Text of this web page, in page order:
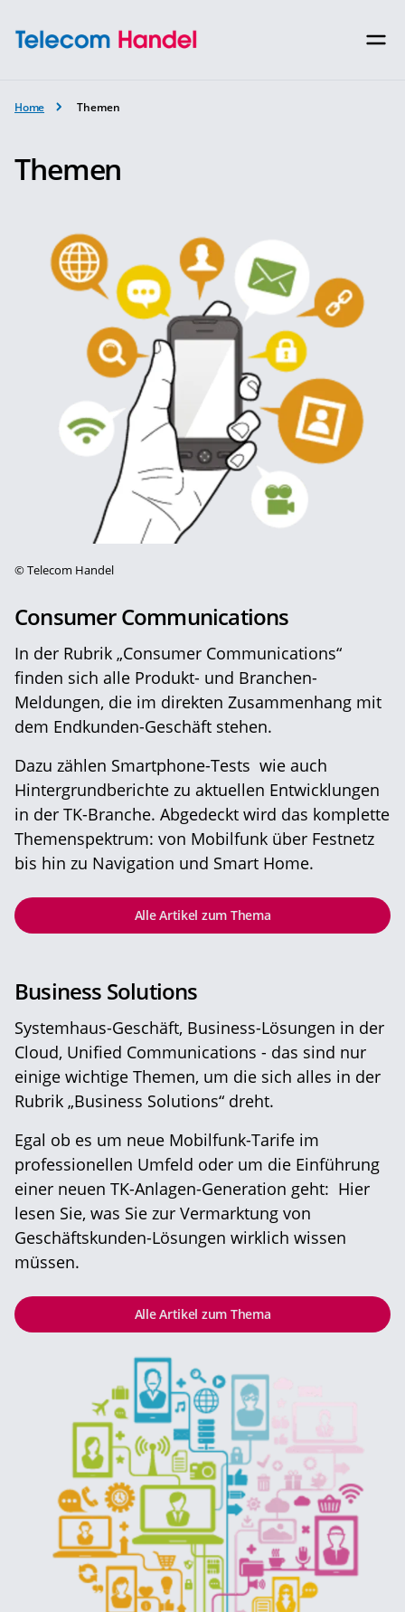
Home Themen
Themen
©Telecom Handel
Consumer Communications
In der Rubrik „Consumer Communications“
finden sich alle Produkt- und Branchen-
Meldungen, die im direkten Zusammenhang mit
dem Endkunden-Geschäft stehen.
Dazu zählen Smartphone-Tests wie auch
Hintergrundberichte zu aktuellen Entwicklungen
in der TK-Branche. Abgedeckt wird das komplette
Themenspektrum: von Mobilfunk über Festnetz
bis hin zu Navigation und Smart Home.
Alle Artikel zum Thema
Business Solutions
Systemhaus-Geschäft, Business-Lösungen in der
Cloud, Unified Communications - das sind nur
einige wichtige Themen, um die sich alles in der
Rubrik „Business Solutions“ dreht.
Egal ob es um neue Mobilfunk-Tarife im
professionellen Umfeld oder um die Einführung
einer neuen TK-Anlagen-Generation geht: Hier
lesen Sie, was Sie zur Vermarktung von
Geschäftskunden-Lösungen wirklich wissen
müssen.
Alle Artikel zum Thema